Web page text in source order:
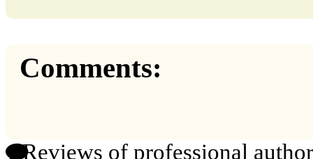
Comments:
Reviews of professional